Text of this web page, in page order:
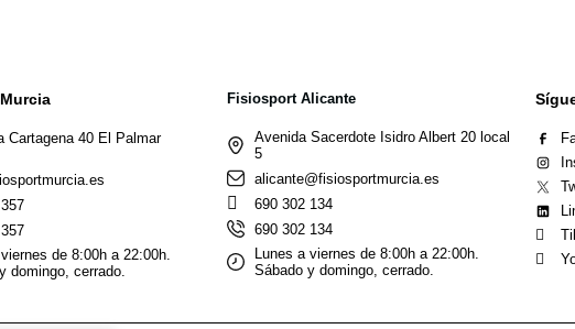
Cartagena 40 El Palmar
de 8:00h a 22:00h.
domingo, cerrado.
Fisiosport Alicante
Avenida Sacerdote Isidro Albert 20 local
5
alicante@fisiosportmurcia.es
690 302 134
690 302 134
Lunes a viernes de 8:00h a 22:00h.
Sábado y domingo, cerrado.